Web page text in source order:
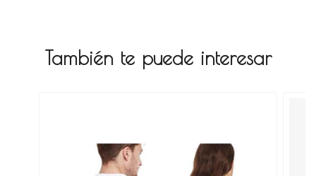
También te puede interesar